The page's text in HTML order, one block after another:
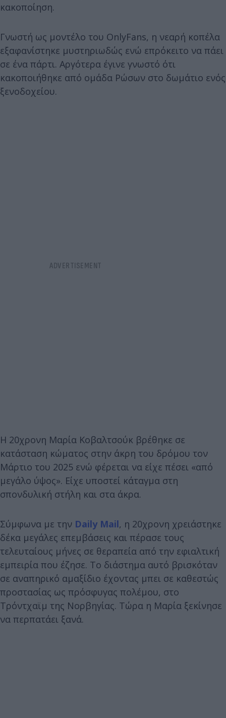
κακοποίηση.
Γνωστή ως μοντέλο του OnlyFans, η νεαρή κοπέλα
εξαφανίστηκε μυστηριωδώς ενώ επρόκειτο να πάει
σε ένα πάρτι. Αργότερα έγινε γνωστό ότι
κακοποιήθηκε από ομάδα Ρώσων στο δωμάτιο ενός
ξενοδοχείου.
Η 20χρονη Μαρία Κοβαλτσούκ βρέθηκε σε
κατάσταση κώματος στην άκρη του δρόμου τον
Μάρτιο του 2025 ενώ φέρεται να είχε πέσει «από
μεγάλο ύψος». Είχε υποστεί κάταγμα στη
σπονδυλική στήλη και στα άκρα.
Σύμφωνα με την Daily Mail, η 20χρονη χρειάστηκε
δέκα μεγάλες επεμβάσεις και πέρασε τους
τελευταίους μήνες σε θεραπεία από την εφιαλτική
εμπειρία που έζησε. Το διάστημα αυτό βρισκόταν
σε αναπηρικό αμαξίδιο έχοντας μπει σε καθεστώς
προστασίας ως πρόσφυγας πολέμου, στο
Τρόντχαϊμ της Νορβηγίας. Τώρα η Μαρία ξεκίνησε
να περπατάει ξανά.